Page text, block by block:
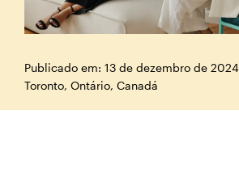
Publicado em: 13 de dezembro de
Toronto, Ontário, Canadá